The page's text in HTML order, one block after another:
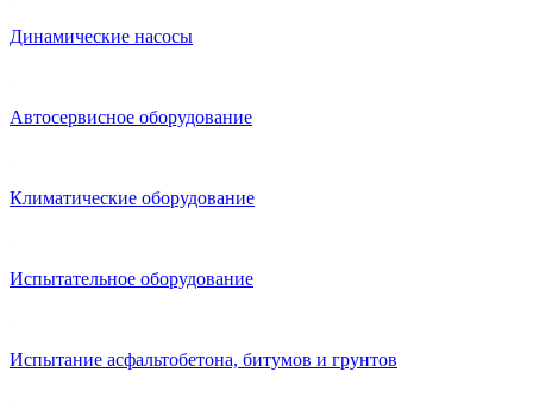
Динамические насосы
Автосервисное оборудование
Климатические оборудование
Испытательное оборудование
Испытание асфальтобетона, битумов и грунтов